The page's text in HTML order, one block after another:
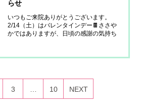
らせ
いつもご来院ありがとうございます。
2/14（土）はバレンタインデー🍫ささや
かではありますが、日頃の感謝の気持ち
てもかわいいチョコレートをプレゼント
3 … 10 NEXT